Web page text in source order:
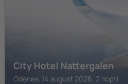
City Hotel Nattergalen
Odense, 14 august 2026, 2 nopți